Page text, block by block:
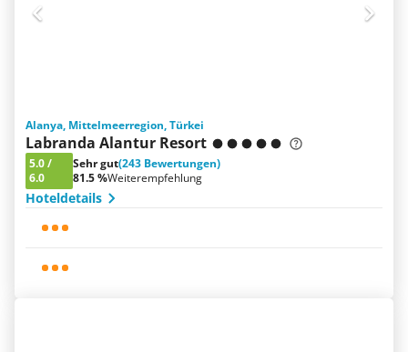
Alanya, Mittelmeerregion, Türkei
Labranda Alantur Resort
5.0/
6.0
Sehr gut(243 Bewertungen)
81.5 %Weiterempfehlung
Hoteldetails